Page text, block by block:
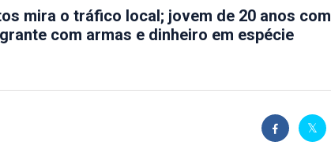
mira o tráfico local; jovem de 20 anos com
com armas e dinheiro em espécie